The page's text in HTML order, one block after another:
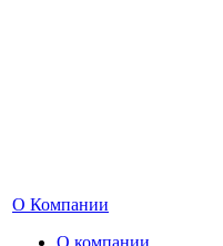
О Компании
О компании